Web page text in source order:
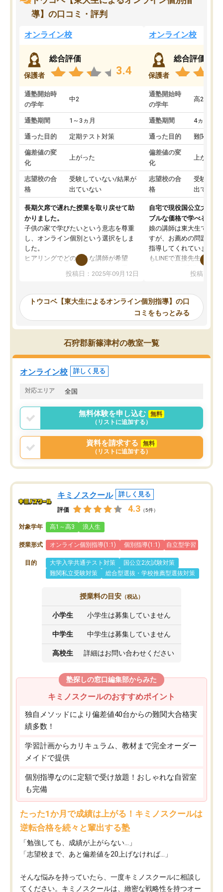
導】の口コミ・評判
オンライン校
保護者
総合評価
3.4
通塾開始時
の学年
中2
通塾期間 1～3ヵ月
通った目的 定期テスト対策
偏差値の変
化
上がった
志望校の合
格
受験していない/結果が
出ていない
長期欠席で遅れた授業を取り戻せて助
かりました。
子供の家で学びたいという意志を尊重
し、オンライン個別という選択をしま
した。
ヒアリングでどのような講師が希望
か、オプションは付帯するかなど選ぶ
事が出来ました。
ーティングを行い、その講師で良いか
見てから講師を決定する事ができま
す。
うちの子は、初回面談の講師の方で決
オンラインツールを使用した単語帳の
共有があり宿題もそちらで出される形
でした。
言う事で講師変更の申し出があり、あ
まりに短期での変更だった為、塾に通
う事にして退会しました。遅れも取り
戻せ、授業内容や講師の方は良かった
と思います。
投稿日：2025年09月12日
オンライン校
保護者
総合評価
通塾開始時
の学年
高2
通塾期間 4ヵ月～1
通った目的 難関私立
偏差値の変
化
上がった
志望校の合
格
受験して
出ていな
自宅で現役国公立大学生
ブルな価格で学べる
娘の講師は東大生では無
すが、お薦めの問題集や
指導してくれています。
もLINEで直接先生に質問
めれるので、個人に合
いなのがあり(有料)、受
ことをどんなスケジュー
くか相談したのですが、
ち期待したものではなく
内容でした。それでも
やる気も出ましたし、苦
くなってきたようなので
投稿日：
トウコベ【東大生によるオンライン個別指導】の口
コミをもっとみる
石狩郡新篠津村の教室一覧
オンライン校 詳しく見る
対応エリア 全国
無料体験を申し込む
無料
（リストに追加する）
資料を請求する
無料
（リストに追加する）
キミノスクール 詳しく見る
評価 4.3 （5件）
対象学年 高1～高3 浪人生
授業形式 オンライン個別指導(1:1) 個別指導(1:1) 自立型学習
目的 大学入学共通テスト対策
国公立2次試験対策
難関私立受験対策
総合型選抜・学校推薦型選抜対策
授業料の目安 （税込）
小学生 小学生は募集していません
中学生 中学生は募集していません
高校生 詳細はお問い合わせください
塾探しの窓口編集部からみた
キミノスクールのおすすめポイント
独自メソッドにより偏差値40台からの難関大合格実
績多数！
学習計画からカリキュラム、教材まで完全オーダー
メイドで提供
個別指導なのに定額で受け放題！おしゃれな自習室
も完備
たった1か月で成績は上がる！キミノスクールは
逆転合格を続々と輩出する塾
「勉強しても、成績が上がらない…」
「志望校まで、あと偏差値を20上げなければ…」
そんな悩みを持っていたら、一度キミノスクールに相談し
てください。キミノスクールは、緻密な戦略性を持つオー